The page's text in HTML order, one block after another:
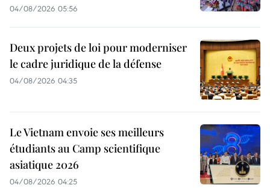
04/08/2026 05:56
Deux projets de loi pour moderniser
le cadre juridique de la défense
04/08/2026 04:35
Le Vietnam envoie ses meilleurs
étudiants au Camp scientifique
asiatique 2026
04/08/2026 04:25